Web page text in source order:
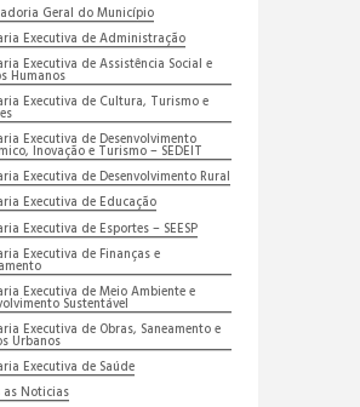
Geral do Município
Executiva de Administração
Executiva de Assistência Social e
Humanos
Executiva de Cultura, Turismo e
Executiva de Desenvolvimento
Inovação e Turismo – SEDEIT
Executiva de Desenvolvimento Rural
Executiva de Educação
Executiva de Esportes – SEESP
Executiva de Finanças e
Executiva de Meio Ambiente e
Sustentável
Executiva de Obras, Saneamento e
Urbanos
Executiva de Saúde
as Noticias